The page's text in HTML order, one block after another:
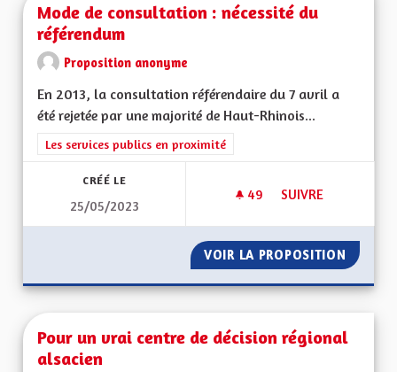
Mode de consultation : nécessité du
référendum
Proposition anonyme
En 2013, la consultation référendaire du 7 avril a
été rejetée par une majorité de Haut-Rhinois...
Filtrer les résultats de la catégorie : Les services publics en
Les services publics en proximité
CRÉÉ LE
25/05/2023
49 49 ABONNÉS
SUIVRE
VOIR LA PROPOSITION MODE
Pour un vrai centre de décision régional
alsacien